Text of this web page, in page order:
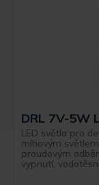
DRL 7V-5W
LED světla pro
mlhovým
proudovým
vypnutí,